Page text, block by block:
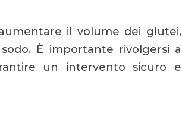
il volume dei glutei,
È importante rivolgersi a
un intervento sicuro e